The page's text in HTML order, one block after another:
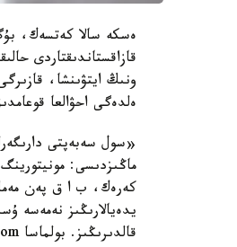
ەسكە سالا كەتسەك،
قازاقستاندىقتاردى
ونىڭ ايتۋىنشا،
ەلدەگى احۋالعا
«سول سەبەپتى
ماڭىزدىسى:
كەرەك، ب ا ق پەن
يدەيالارىڭىز نەمەسە
قالدىرىڭىز. بولماسا diaslimakz@gmail.com پوشتاسىنا حات جولداۋعا بولادى. بايلانىستامىن»، - دەيدى ول.